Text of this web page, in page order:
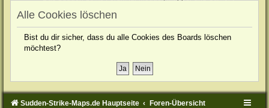
Alle Cookies löschen
Bist du dir sicher, dass du alle Cookies des Boards löschen
möchtest?
Sudden-Strike-Maps.de Hauptseite Foren-Übersicht